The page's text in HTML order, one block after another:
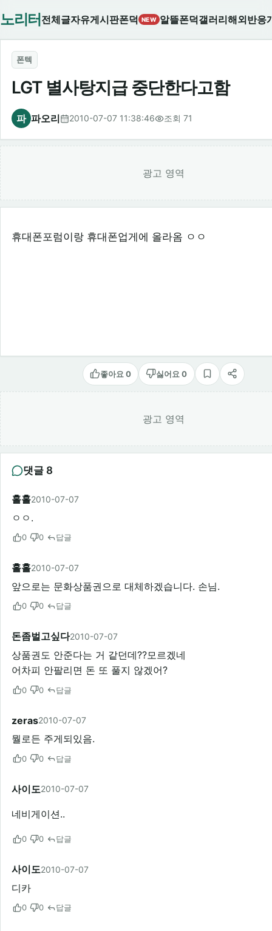
노리터 전체글자유게시판폰덕 NEW 알뜰폰덕갤러리해외반응
폰텍
LGT 별사탕지급 중단한다고함
파 파오리 2010-07-07 11:38:46 조회 71
광고 영역
휴대폰포럼이랑 휴대폰업게에 올라옴 ㅇㅇ
좋아요 0 싫어요 0
스크랩공유
광고 영역
댓글 8
홀홀2010-07-07
ㅇㅇ.
0 0 답글
홀홀2010-07-07
앞으로는 문화상품권으로 대체하겠습니다. 손님.
0 0 답글
돈좀벌고싶다2010-07-07
상품권도 안준다는 거 같던데??모르겠네
어차피 안팔리면 돈 또 풀지 않겠어?
0 0 답글
zeras2010-07-07
뭘로든 주게되있음.
0 0 답글
사이도2010-07-07
네비게이션..
0 0 답글
사이도2010-07-07
디카
0 0 답글